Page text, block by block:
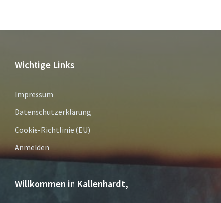
Wichtige Links
Impressum
Datenschutzerklärung
Cookie-Richtlinie (EU)
Anmelden
Willkommen in Kallenhardt,